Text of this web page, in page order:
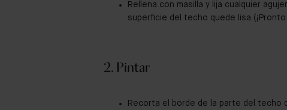
Rellena con masilla y lija cualquier
superficie del techo quede lisa
2. Pintar
Recorta el borde de la parte del techo